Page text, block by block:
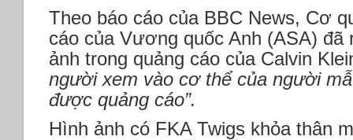
Theo báo cáo của BBC News, Cơ
cáo của Vương quốc Anh (ASA) đã
ảnh trong quảng cáo của Calvin
người xem vào cơ thể của người
được quảng cáo”.
Hình ảnh có FKA Twigs khỏa thân